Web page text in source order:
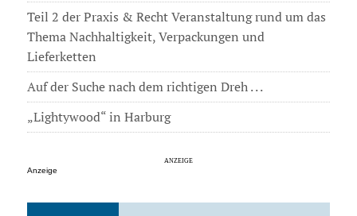
Teil 2 der Praxis & Recht Veranstaltung rund um das
Thema Nachhaltigkeit, Verpackungen und
Lieferketten
Auf der Suche nach dem richtigen Dreh . . .
„Lightywood“ in Harburg
Anzeige